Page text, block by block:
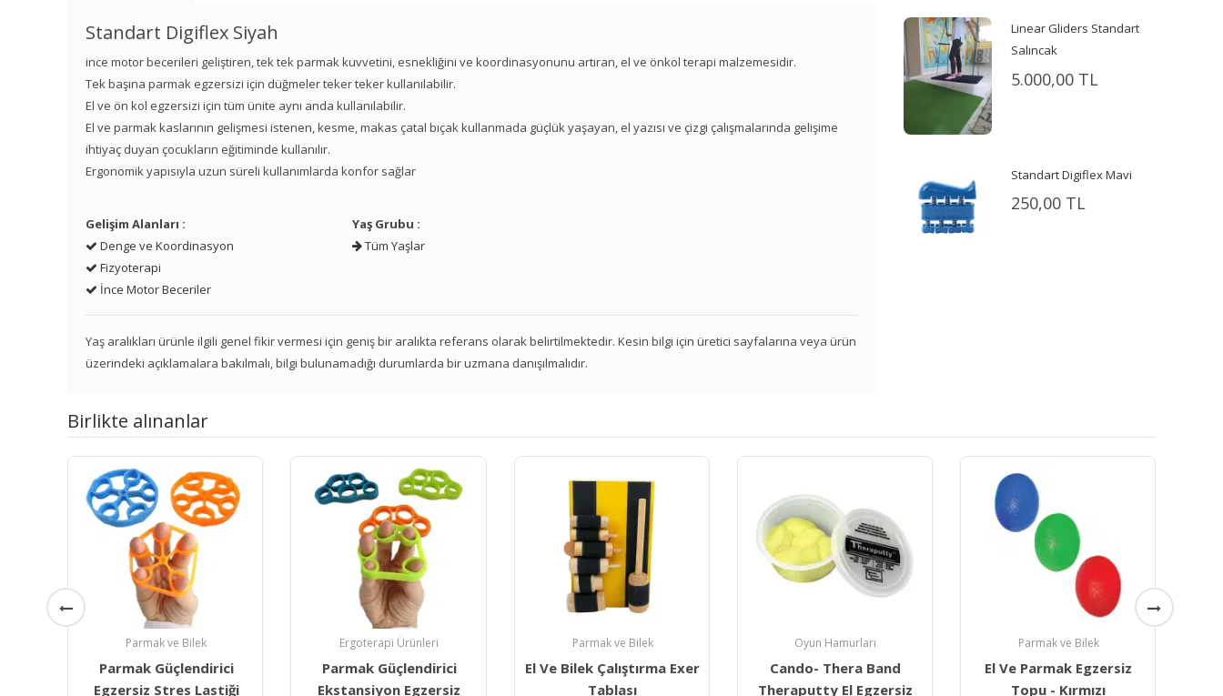
Standart Digiflex Siyah
ince motor becerileri geliştiren, tek tek parmak kuvvetini, esnekliğini ve koordinasyonunu artıran, el ve önkol terapi malzemesidir.
Tek başına parmak egzersizi için düğmeler teker teker kullanılabilir.
El ve ön kol egzersizi için tüm ünite aynı anda kullanılabilir.
El ve parmak kaslarının gelişmesi istenen, kesme, makas çatal bıçak kullanmada güçlük yaşayan, el yazısı ve çizgi çalışmalarında gelişime
ihtiyaç duyan çocukların eğitiminde kullanılır.
Ergonomik yapısıyla uzun süreli kullanımlarda konfor sağlar
Gelişim Alanları :
Denge ve Koordinasyon
Fizyoterapi
İnce Motor Beceriler
Yaş Grubu :
Tüm Yaşlar
Yaş aralıkları ürünle ilgili genel fikir vermesi için geniş bir aralıkta referans olarak belirtilmektedir. Kesin bilgi için üretici sayfalarına veya ürün
üzerindeki açıklamalara bakılmalı, bilgi bulunamadığı durumlarda bir uzmana danışılmalıdır.
Linear Gliders Standart
Salıncak
5.000,00 TL
Standart Digiflex Mavi
250,00 TL
Birlikte alınanlar
Ergoterapi Ürünleri
Parmak Güçlendirici
Ekstansiyon Egzersiz
Parmak ve Bilek
El Ve Bilek Çalıştırma Exer
Tablası
Oyun Hamurları
Cando- Thera Band
Theraputty El Egzersiz
Parmak ve Bilek
El Ve Parmak Egzersiz
Topu - Kırmızı
Parmak ve Bilek
Parmak Güçlendirici
Egzersiz Stres Lastiği